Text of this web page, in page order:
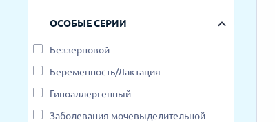
ОСОБЫЕ СЕРИИ
Беззерновой
Беременность/Лактация
Гипоаллергенный
Заболевания мочевыделительной